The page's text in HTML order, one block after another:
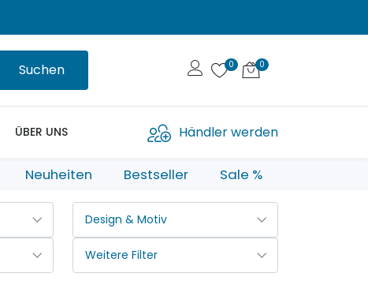
Suchen
ÜBER UNS Händler werden
Neuheiten Bestseller Sale %